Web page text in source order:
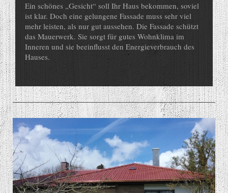
Ein schönes „Gesicht“ soll Ihr Haus bekommen, soviel
ist klar. Doch eine gelungene Fassade muss sehr viel
mehr leisten, als nur gut aussehen. Die Fassade schützt
das Mauerwerk. Sie sorgt für gutes Wohnklima im
Inneren und sie beeinflusst den Energieverbrauch des
Hauses.